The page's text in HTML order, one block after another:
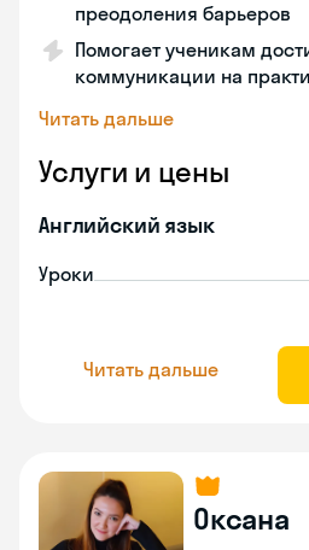
преодоления барьеров
Помогает ученикам
коммуникации на
Читать дальше
Услуги и цены
Английский язык
Уроки
Читать дальше
Оксана